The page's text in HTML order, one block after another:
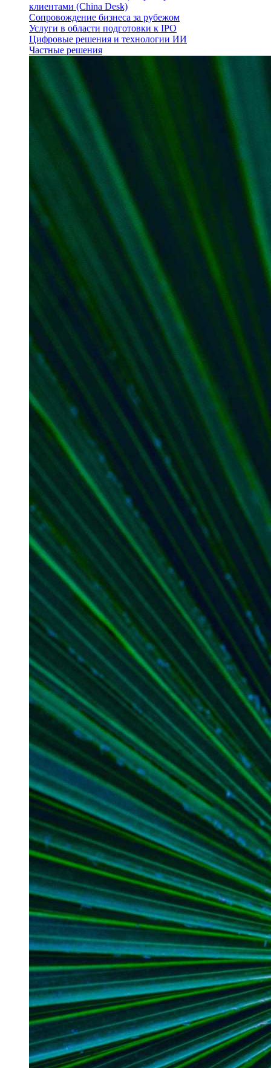
клиентами (China Desk)
Сопровождение бизнеса за рубежом
Услуги в области подготовки к IPO
Цифровые решения и технологии ИИ
Частные решения